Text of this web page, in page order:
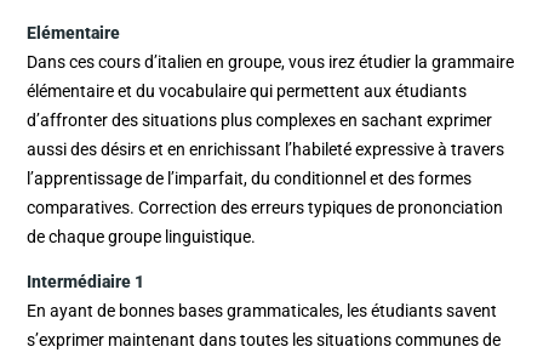
Elémentaire
Dans ces cours d’italien en groupe, vous irez étudier la grammaire
élémentaire et du vocabulaire qui permettent aux étudiants
d’affronter des situations plus complexes en sachant exprimer
aussi des désirs et en enrichissant l’habileté expressive à travers
l’apprentissage de l’imparfait, du conditionnel et des formes
comparatives. Correction des erreurs typiques de prononciation
de chaque groupe linguistique.
Intermédiaire 1
En ayant de bonnes bases grammaticales, les étudiants savent
s’exprimer maintenant dans toutes les situations communes de